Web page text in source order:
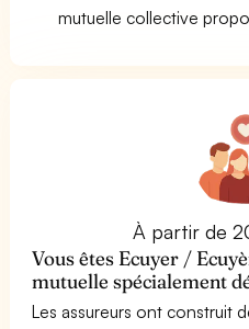
mutuelle collective
À partir de
Vous êtes Ecuyer /
mutuelle spécialement
Les assureurs ont construit